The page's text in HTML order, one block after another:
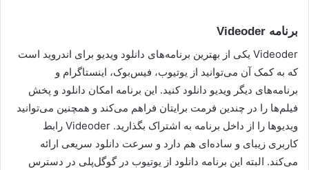
برنامه Videoder
Videoder یکی از بهترین برنامه‌های دانلود ویدیو برای اندروید است
که به کمک آن می‌توانید از یوتیوب، فیس‌بوک، اینستاگرام و
برنامه‌های دیگر ویدیو دانلود کنید. این برنامه امکان دانلود و پخش
فیلم‌ها را در چندین فرمت برایتان فراهم می‌کند و همچنین می‌توانید
ویدیوها را از داخل برنامه به اشتراک بگذارید. Videoder رابط
کاربری زیبای و ساده‌ای هم دارد و سرعت دانلود سریعی ارائه
می‌کند. البته این برنامه دانلود از یوتیوب در گوگل‌پلی در دسترس